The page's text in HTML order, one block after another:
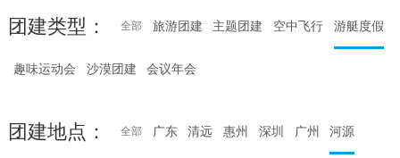
团建类型： 全部 旅游团建 主题团建 空中飞行 游艇度假
趣味运动会 沙漠团建 会议年会
团建地点： 全部 广东 清远 惠州 深圳 广州 河源